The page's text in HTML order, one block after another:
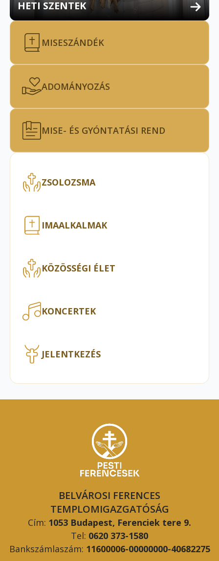
HETI SZENTEK
MISESZÁNDÉK
ADOMÁNYOZÁS
MISE- ÉS GYÓNTATÁSI REND
ZSOLOZSMA
IMAALKALMAK
KÖZÖSSÉGI ÉLET
KONCERTEK
JELENTKEZÉS
BELVÁROSI FERENCES
TEMPLOMIGAZGATÓSÁG
Cím: 1053 Budapest, Ferenciek tere 9.
Tel: 0620 373-1580
Bankszámlaszám: 11600006-00000000-40682275